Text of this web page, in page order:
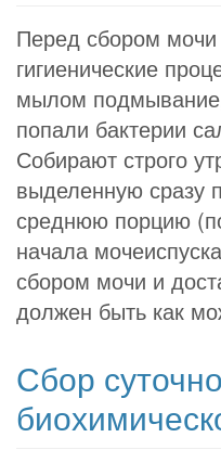
Перед сбором мочи
гигиенические
мылом
попали бактерии
Собирают строго
выделенную сразу
среднюю порцию
начала
сбором мочи и
должен быть как
Сбор